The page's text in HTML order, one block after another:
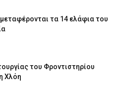
τα 14 ελάφια του
του Φροντιστηρίου
Χλόη